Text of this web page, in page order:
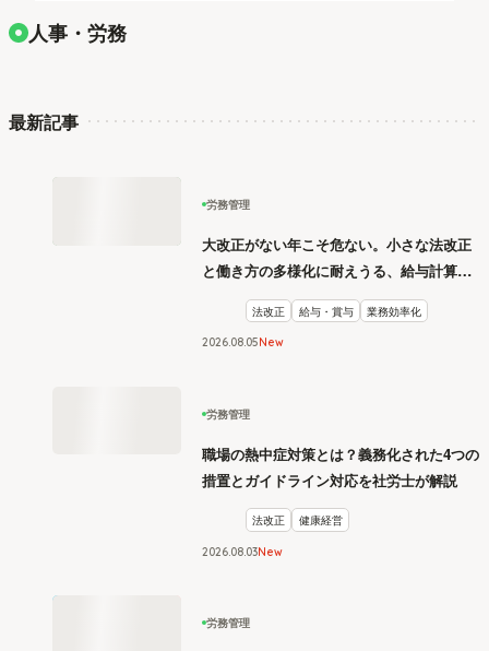
人事・労務
最新記事
労務管理
大改正がない年こそ危ない。小さな法改正
と働き方の多様化に耐えうる、給与計算と
リスク管理
法改正 給与・賞与 業務効率化
2026.08 05New
労務管理
職場の熱中症対策とは？義務化された4つの
措置とガイドライン対応を社労士が解説
法改正 健康経営
2026 08 03New
労務管理